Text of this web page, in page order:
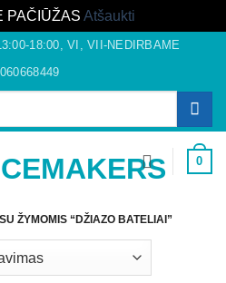
PAČIŪŽAS Atšaukti
18:00, VI, VII-NEDIRBAME
060668449
0
ŽYMOMIS “DŽIAZO BATELIAI”